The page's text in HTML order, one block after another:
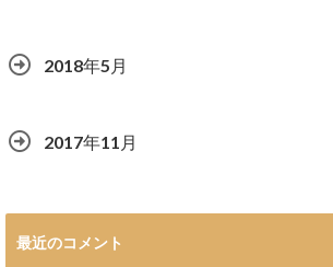
2018年5月
2017年11月
最近のコメント